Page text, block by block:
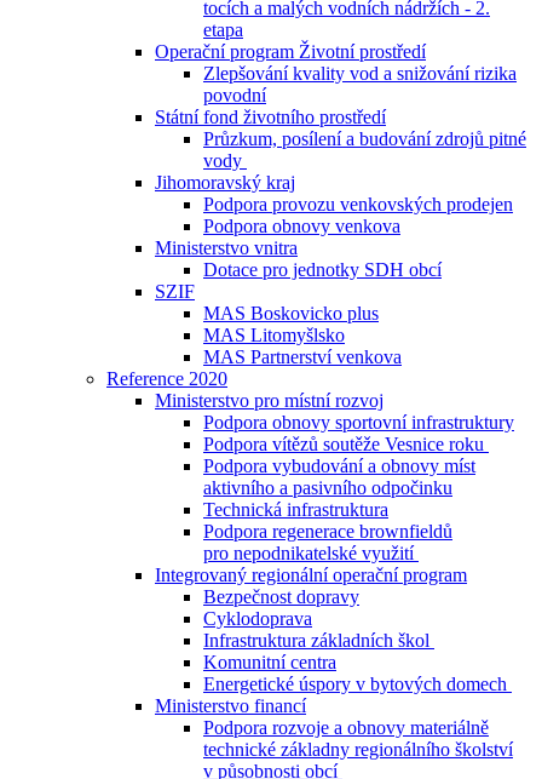
tocích a malých vodních nádržích - 2.
etapa
Operační program Životní prostředí
Zlepšování kvality vod a snižování rizika
povodní
Státní fond životního prostředí
Průzkum, posílení a budování zdrojů pitné
vody
Jihomoravský kraj
Podpora provozu venkovských prodejen
Podpora obnovy venkova
Ministerstvo vnitra
Dotace pro jednotky SDH obcí
SZIF
MAS Boskovicko plus
MAS Litomyšlsko
MAS Partnerství venkova
Reference 2020
Ministerstvo pro místní rozvoj
Podpora obnovy sportovní infrastruktury
Podpora vítězů soutěže Vesnice roku
Podpora vybudování a obnovy míst
aktivního a pasivního odpočinku
Technická infrastruktura
Podpora regenerace brownfieldů
pro nepodnikatelské využití
Integrovaný regionální operační program
Bezpečnost dopravy
Cyklodoprava
Infrastruktura základních škol
Komunitní centra
Energetické úspory v bytových domech
Ministerstvo financí
Podpora rozvoje a obnovy materiálně
technické základny regionálního školství
v působnosti obcí